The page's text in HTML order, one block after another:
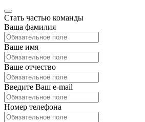
Стать частью команды
Ваша фамилия
Ваше имя
Ваше отчество
Введите Ваш e-mail
Номер телефона